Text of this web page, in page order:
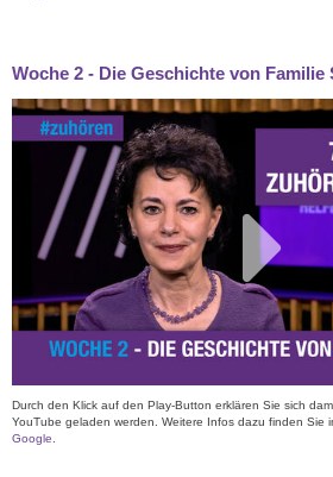
Woche 2 - Die Geschichte von Familie
Durch den Klick auf den Play-Button erklären Sie sich
YouTube geladen werden. Weitere Infos dazu finden Sie
Google